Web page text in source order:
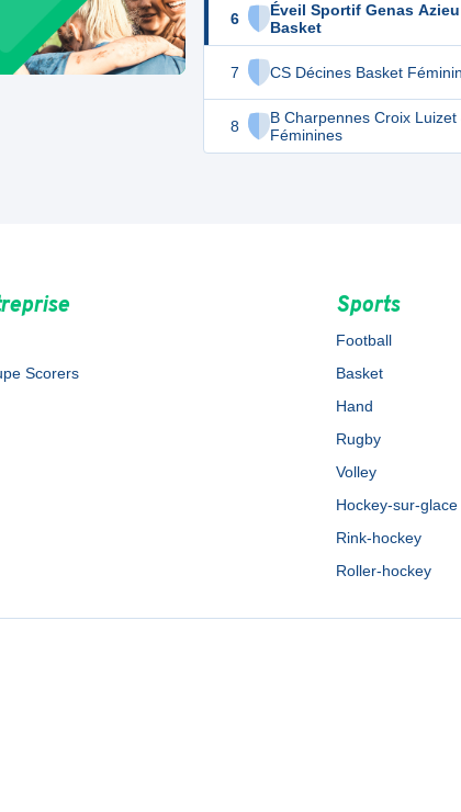
6
Éveil Sportif Genas Azieu
Basket
7 CS Décines Basket
8
B Charpennes Croix Luizet
Féminines
Scorers
Sports
Football
Basket
Hand
Rugby
Volley
Hockey-sur-glace
Rink-hockey
Roller-hockey